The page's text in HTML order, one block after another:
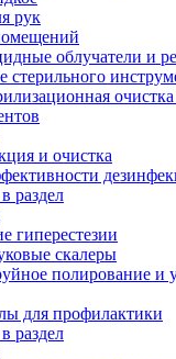
рук
облучатели и
стерильного
и очистка
раздел
гиперестезии
скалеры
полирование и
для профилактики
раздел